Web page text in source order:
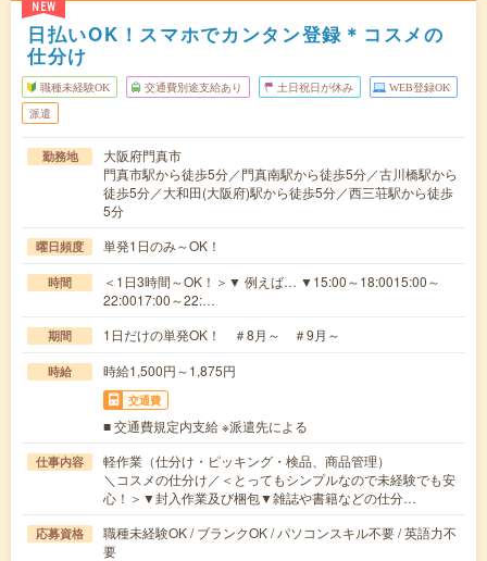
NEW
日払いOK！スマホでカンタン登録＊コスメの
仕分け
職種未経験OK 交通費別途支給あり 土日祝日が休み WEB登録OK
派遣
勤務地
大阪府門真市
門真市駅から徒歩5分／門真南駅から徒歩5分／古川橋駅から
徒歩5分／大和田(大阪府)駅から徒歩5分／西三荘駅から徒歩
5分
曜日頻度 単発1日のみ～OK！
時間
＜1日3時間～OK！＞▼ 例えば… ▼15:00～18:0015:00～
22:0017:00～22:…
期間 1日だけの単発OK！ ＃8月～ ＃9月～
時給 時給1,500円～1,875円
交通費
■ 交通費規定内支給 ※派遣先による
仕事内容
軽作業（仕分け・ピッキング・検品、商品管理）
＼コスメの仕分け／＜とってもシンプルなので未経験でも安
心！＞▼封入作業及び梱包▼雑誌や書籍などの仕分…
応募資格
職種未経験OK / ブランクOK / パソコンスキル不要 / 英語力不
要